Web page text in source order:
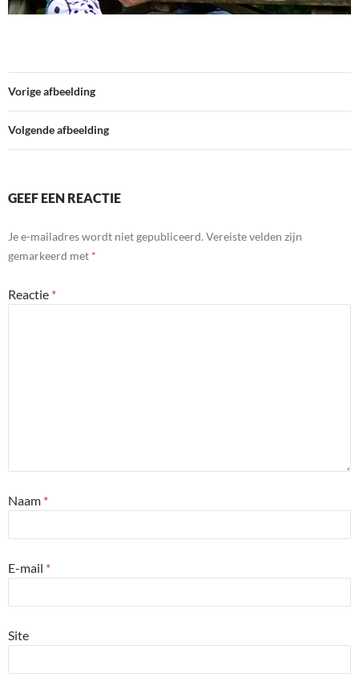
Vorige afbeelding
Volgende afbeelding
GEEF EEN REACTIE
Je e-mailadres wordt niet gepubliceerd. Vereiste velden zijn
gemarkeerd met *
Reactie *
Naam *
E-mail *
Site